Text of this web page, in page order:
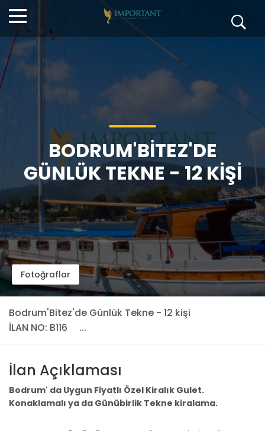
BODRUM'BITEZ'DE
GÜNLÜK TEKNE - 12 KIŞI
Fotoğraflar
Bodrum'Bitez'de Günlük Tekne - 12 kişi
İLAN NO: B116
...
İlan Açıklaması
Bodrum' da Uygun Fiyatlı Özel Kiralık Gulet.
Konaklamalı ya da Günübirlik Tekne kiralama.